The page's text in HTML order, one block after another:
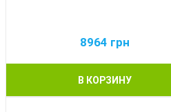
8964 грн
В КОРЗИНУ